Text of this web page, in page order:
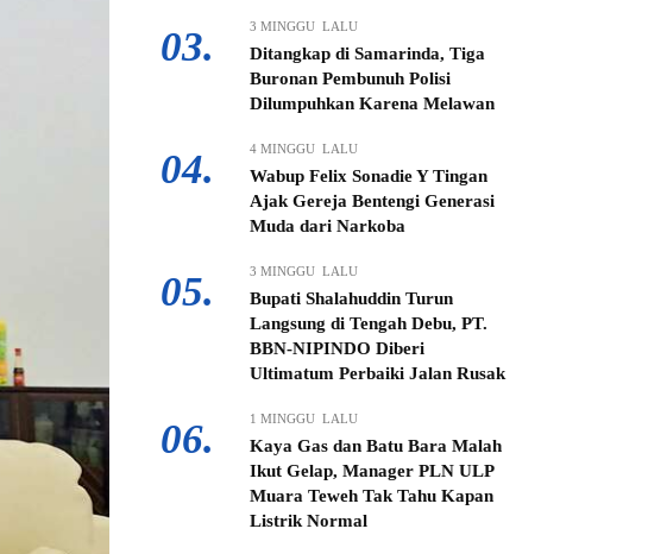
03. 3 MINGGU LALU
Ditangkap di Samarinda, Tiga
Buronan Pembunuh Polisi
Dilumpuhkan Karena Melawan
04. 4 MINGGU LALU
Wabup Felix Sonadie Y Tingan
Ajak Gereja Bentengi Generasi
Muda dari Narkoba
05. 3 MINGGU LALU
Bupati Shalahuddin Turun
Langsung di Tengah Debu, PT.
BBN-NIPINDO Diberi
Ultimatum Perbaiki Jalan Rusak
06. 1 MINGGU LALU
Kaya Gas dan Batu Bara Malah
Ikut Gelap, Manager PLN ULP
Muara Teweh Tak Tahu Kapan
Listrik Normal